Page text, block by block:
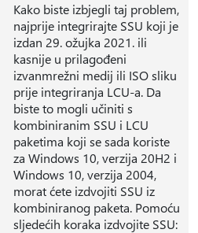
Kako biste izbjegli taj problem,
najprije integrirajte SSU koji je
izdan 29. ožujka 2021. ili
kasnije u prilagođeni
izvanmrežni medij ili ISO sliku
prije integriranja LCU-a. Da
biste to mogli učiniti s
kombiniranim SSU i LCU
paketima koji se sada koriste
za Windows 10, verzija 20H2 i
Windows 10, verzija 2004,
morat ćete izdvojiti SSU iz
kombiniranog paketa. Pomoću
sljedećih koraka izdvojite SSU: